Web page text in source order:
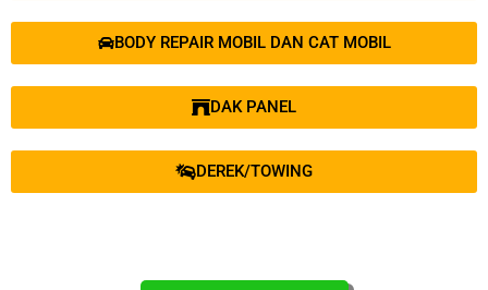
BODY REPAIR MOBIL DAN CAT MOBIL
DAK PANEL
DEREK/TOWING